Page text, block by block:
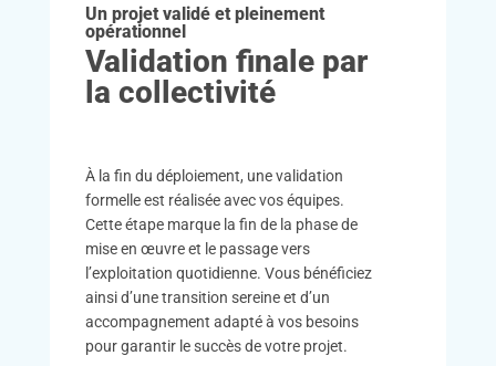
Un projet validé et pleinement
opérationnel
Validation finale par
la collectivité
À la fin du déploiement, une validation
formelle est réalisée avec vos équipes.
Cette étape marque la fin de la phase de
mise en œuvre et le passage vers
l’exploitation quotidienne. Vous bénéficiez
ainsi d’une transition sereine et d’un
accompagnement adapté à vos besoins
pour garantir le succès de votre projet.